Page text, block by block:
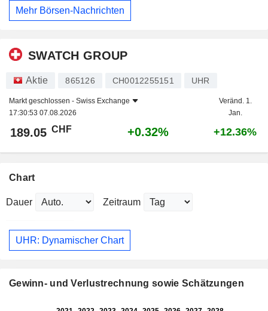
Mehr Börsen-Nachrichten
SWATCH GROUP
Aktie 865126 CH0012255151 UHR
Markt geschlossen - Swiss Exchange
17:30:53 07.08.2026
Veränd. 1.
Jan.
189.05 CHF +0.32% +12.36%
Chart
Dauer Zeitraum
UHR: Dynamischer Chart
Gewinn- und Verlustrechnung sowie Schätzungen